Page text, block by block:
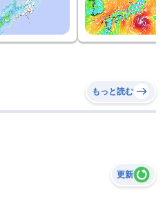
もっと読む
更新